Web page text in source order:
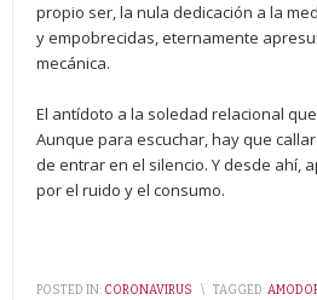
propio ser, la nula dedicación a la
y empobrecidas, eternamente
mecánica.
El antídoto a la soledad relacional
Aunque para escuchar, hay que
de entrar en el silencio. Y desde
por el ruido y el consumo.
POSTED IN: CORONAVIRUS \ TAGGED: